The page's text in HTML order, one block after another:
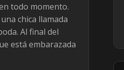
todo momento.
chica llamada
Al final del
está embarazada